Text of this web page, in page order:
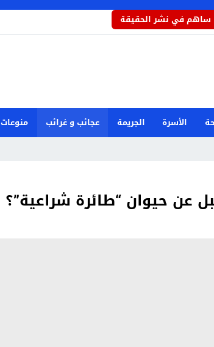
ساهم في نشر الحقيقة
الأسرة الجريمة عجائب و غرائب
منوعات
حيوان “طائرة شراعية”؟